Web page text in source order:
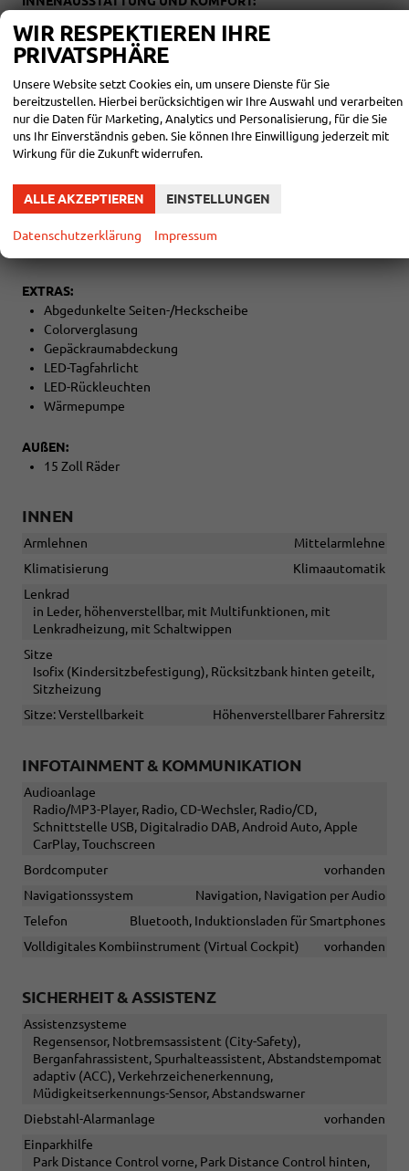
Keyless-Go
Außenspiegel elektrisch verstellbar
Außenspiegel beheizbar
Elektrische Fensterheber vorne und hinten
Fahrersitz höhenverstellbar
Mittelarmlehne
Kindersitzvorbereitung (ISOFIX)
4 Kopfstützen
Multifunktionslenkrad
Lederlenkrad
EXTRAS:
Abgedunkelte Seiten-/Heckscheibe
Colorverglasung
Gepäckraumabdeckung
LED-Tagfahrlicht
LED-Rückleuchten
Wärmepumpe
AUßEN:
15 Zoll Räder
INNEN
Armlehnen
Mittelarmlehne
Klimatisierung
Klimaautomatik
Lenkrad
in Leder, höhenverstellbar, mit Multifunktionen, mit
Lenkradheizung, mit Schaltwippen
Sitze
Isofix (Kindersitzbefestigung), Rücksitzbank hinten geteilt,
Sitzheizung
Sitze: Verstellbarkeit
Höhenverstellbarer Fahrersitz
INFOTAINMENT & KOMMUNIKATION
Audioanlage
Radio/MP3-Player, Radio, CD-Wechsler, Radio/CD,
Schnittstelle USB, Digitalradio DAB, Android Auto, Apple
CarPlay, Touchscreen
Bordcomputer
vorhanden
Navigationssystem
Navigation, Navigation per Audio
Telefon
Bluetooth, Induktionsladen für Smartphones
Volldigitales Kombiinstrument (Virtual Cockpit)
vorhanden
SICHERHEIT & ASSISTENZ
Assistenzsysteme
Regensensor, Notbremsassistent (City-Safety),
Berganfahrassistent, Spurhalteassistent, Abstandstempomat
adaptiv (ACC), Verkehrzeichenerkennung,
Müdigkeitserkennungs-Sensor, Abstandswarner
Diebstahl-Alarmanlage
vorhanden
Einparkhilfe
Park Distance Control vorne, Park Distance Control hinten,
WIR RESPEKTIEREN IHRE
PRIVATSPHÄRE
Unsere Website setzt Cookies ein, um unsere Dienste für Sie
bereitzustellen. Hierbei berücksichtigen wir Ihre Auswahl und verarbeiten
nur die Daten für Marketing, Analytics und Personalisierung, für die Sie
uns Ihr Einverständnis geben. Sie können Ihre Einwilligung jederzeit mit
Wirkung für die Zukunft widerrufen.
ALLE AKZEPTIEREN EINSTELLUNGEN
Datenschutzerklärung Impressum